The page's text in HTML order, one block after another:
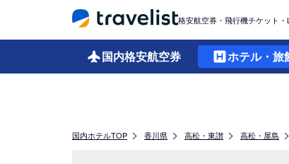
格安航空券・飛行機チケット
国内格安航空券 ホテル・旅
国内ホテルTOP 香川県 高松・東讃 高松・屋島